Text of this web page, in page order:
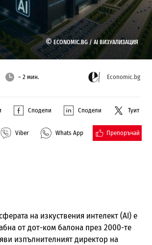
©ECONOMIC.BG /AI ВИЗУАЛИЗАЦИЯ
~ 2 мин. Economic.bg
Сподели Сподели Туит
Viber Whats App Препоръчай
на изкуствения интелект (AI) е
от дот-ком балона през 2000-те
изпълнителният директор на